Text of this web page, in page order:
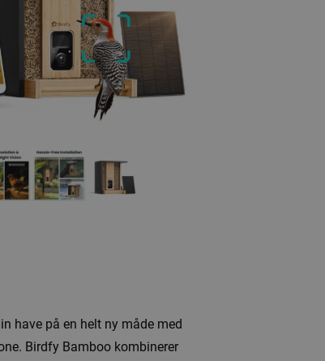
have på en helt ny måde med
Birdfy Bamboo kombinerer